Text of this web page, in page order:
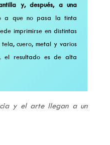
y, después, a una
a que no pasa la tinta
imprimirse en distintas
tela, cuero, metal y varios
el resultado es de alta
y el arte llegan a un